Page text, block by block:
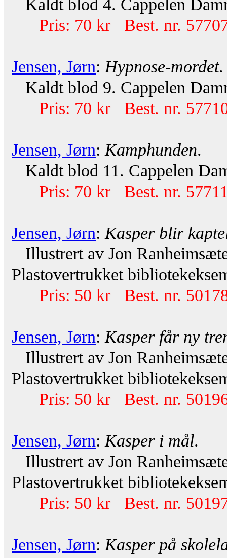
Kaldt blod 4. Cappelen
Pris: 70 kr Best. nr.
Jensen, Jørn: Hypnose-mordet.
Kaldt blod 9. Cappelen
Pris: 70 kr Best. nr.
Jensen, Jørn: Kamphunden.
Kaldt blod 11. Cappelen
Pris: 70 kr Best. nr.
Jensen, Jørn: Kasper blir
Illustrert av Jon
Plastovertrukket
Pris: 50 kr Best. nr.
Jensen, Jørn: Kasper får ny
Illustrert av Jon
Plastovertrukket
Pris: 50 kr Best. nr.
Jensen, Jørn: Kasper i mål.
Illustrert av Jon
Plastovertrukket
Pris: 50 kr Best. nr.
Jensen, Jørn: Kasper på